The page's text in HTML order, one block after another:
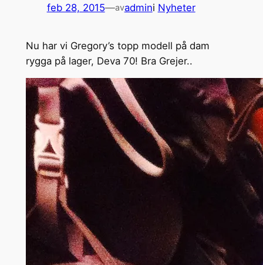
feb 28, 2015—avadmini Nyheter
Nu har vi Gregory’s topp modell på dam
rygga på lager, Deva 70! Bra Grejer..